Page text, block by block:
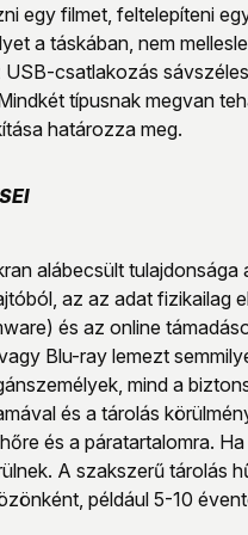
egy filmet, feltelepíteni
a táskában, nem
csatlakozás
típusnak megvan
határozza meg.
alábecsült
az az adat fizikailag
és az online
Blu-ray lemezt
mind a
és a tárolás
és a páratartalomra.
A szakszerű tárolás
például 5-10